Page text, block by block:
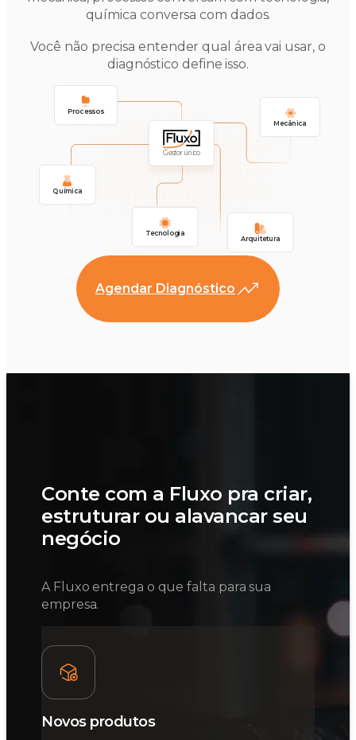
Processos
Gestor único
Mecânica
Tecnologia
Arquitetura
Química
química conversa com dados.
Você não precisa entender qual área vai usar, o
diagnóstico define isso.
Agendar Diagnóstico
Conte com a Fluxo pra criar,
estruturar ou alavancar seu
negócio
A Fluxo entrega o que falta para sua
empresa.
Novos produtos